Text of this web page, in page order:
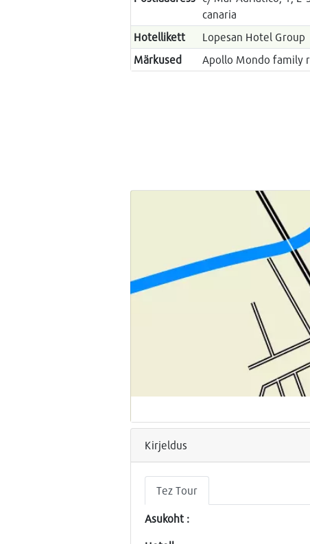
canaria
Hotellikett
Lopesan Hotel Group
Märkused
Apollo Mondo family
Kirjeldus
Tez Tour
Asukoht :